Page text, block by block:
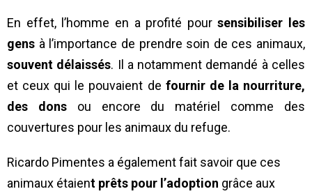
En effet, l’homme en a profité poursensibiliser les
gens à l’importance de prendre soin de ces animaux,
souvent délaissés. Il a notamment demandé à celles
et ceux qui le pouvaient de fournir de la nourriture,
des donsou encore du matériel comme des
couvertures pour les animaux du refuge.
Ricardo Pimentes a également fait savoir que ces
animaux étaient prêts pour l’adoption grâce aux